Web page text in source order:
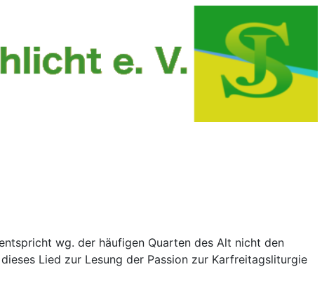
wg. der häufigen Quarten des Alt nicht den
Lied zur Lesung der Passion zur Karfreitagsliturgie